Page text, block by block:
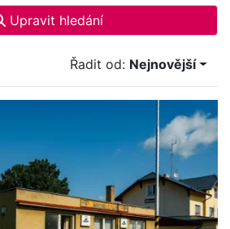
Upravit hledání
Řadit od: Nejnovější